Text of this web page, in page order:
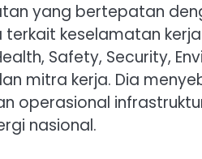
yang bertepatan
keselamatan
Safety, Security,
mitra kerja. Dia
operasional
nasional.